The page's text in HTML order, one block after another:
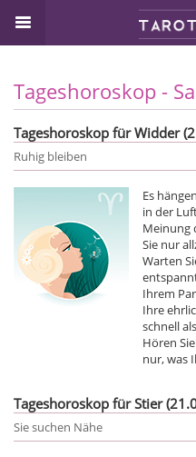
Tageshoroskop -
Tageshoroskop für Widder
Ruhig bleiben
Es
in der
Meinung
Sie nur
Warten
Ihrem
Ihre
schnell
Hören
nur, was
Tageshoroskop für Stier
Sie suchen Nähe